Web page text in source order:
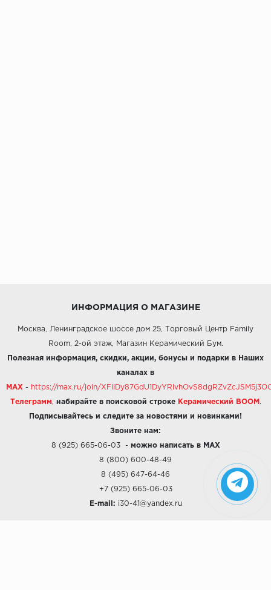
ИНФОРМАЦИЯ О МАГАЗИНЕ
Москва, Ленинградское шоссе дом 25, Торговый Центр Family
Room, 2-ой этаж, Магазин Керамический Бум.
Полезная информация, скидки, акции, бонусы и подарки в Наших
каналах в
MAX - https://max.ru/join/
Телеграмм набирайте в поисковой строке Керамический BOOM .
Подписывайтесь и следите за новостями и новинками!
Звоните нам:
8 (925) 665-06-03- можно написать в MAX
8 (800) 600-48-49
8 (495) 647-64-46
+7 (925) 665-06-03
E-mail: i30-41@yandex.ru